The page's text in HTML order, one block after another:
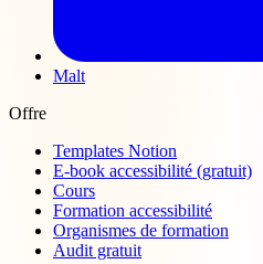
Malt
Offre
Templates Notion
E-book accessibilité (gratuit)
Cours
Formation accessibilité
Organismes de formation
Audit gratuit